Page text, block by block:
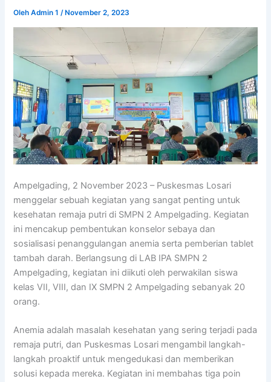
OlehAdmin 1/ November 2, 2023
Ampelgading, 2 November 2023 – Puskesmas Losari
menggelar sebuah kegiatan yang sangat penting untuk
kesehatan remaja putri di SMPN 2 Ampelgading. Kegiatan
ini mencakup pembentukan konselor sebaya dan
sosialisasi penanggulangan anemia serta pemberian tablet
tambah darah. Berlangsung di LAB IPA SMPN 2
Ampelgading, kegiatan ini diikuti oleh perwakilan siswa
kelas VII, VIII, dan IX SMPN 2 Ampelgading sebanyak 20
orang.
Anemia adalah masalah kesehatan yang sering terjadi pada
remaja putri, dan Puskesmas Losari mengambil langkah-
langkah proaktif untuk mengedukasi dan memberikan
solusi kepada mereka. Kegiatan ini membahas tiga poin